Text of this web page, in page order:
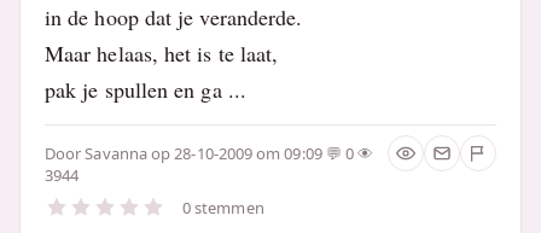
in de hoop dat je veranderde.
Maar helaas, het is te laat,
pak je spullen en ga ...
DoorSavannaop 28-10-2009 om 09:09
0
3944
0 stemmen